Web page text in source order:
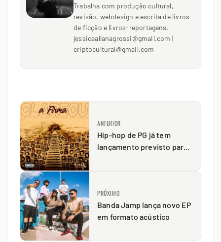
Trabalha com produção cultural,
revisão, webdesign e escrita de livros
de ficção e livros-reportagens.
jessicaallanagrossi@gmail.com |
criptocultural@gmail.com
ANTERIOR
Hip-hop de PG já tem
lançamento previsto para
PRÓXIMO
Banda Jamp lança novo EP
em formato acústico